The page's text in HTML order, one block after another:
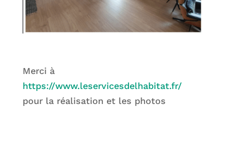
Merci à
https://www.leservicesdelhabitat.fr/
pour la réalisation et les photos